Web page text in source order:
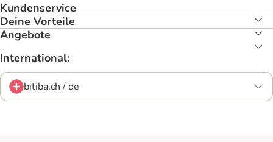
Kundenservice
Deine Vorteile
Angebote
International:
bitiba.ch / de